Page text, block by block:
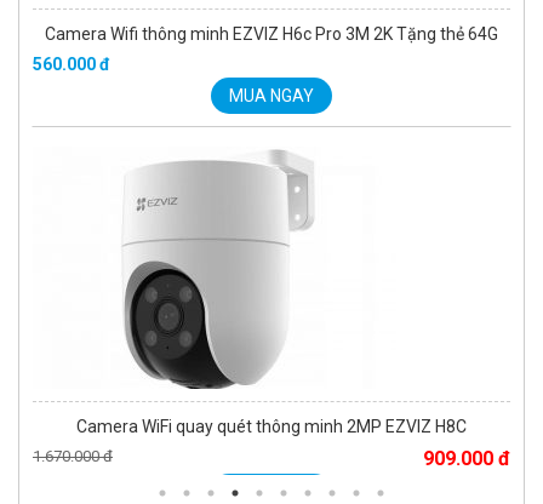
Camera Wifi thông minh EZVIZ H6c Pro 3M 2K Tặng thẻ 64G
560.000 đ
MUA NGAY
Camera WiFi quay quét thông minh 2MP EZVIZ H8C
1.670.000 đ 909.000 đ
MUA NGAY